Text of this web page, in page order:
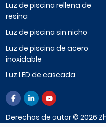
Luz de piscina rellena de
resina
Luz de piscina sin nicho
Luz de piscina de acero
inoxidable
Luz LED de cascada
Derechos de autor © 2026